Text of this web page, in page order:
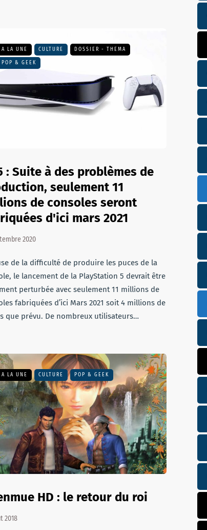
A LA UNE CULTURE DOSSIER - THEMA
POP & GEEK
: Suite à des problèmes de
seulement 11
de consoles seront
d'ici mars 2021
2020
de la difficulté de produire les puces de la
le lancement de la PlayStation 5 devrait être
perturbée avec seulement 11 millions de
fabriquées d’ici Mars 2021 soit 4 millions de
que prévu. De nombreux utilisateurs…
A LA UNE CULTURE POP & GEEK
HD : le retour du roi
2018